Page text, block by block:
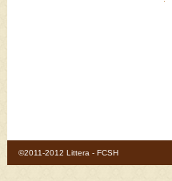
©2011-2012 Littera - FCSH